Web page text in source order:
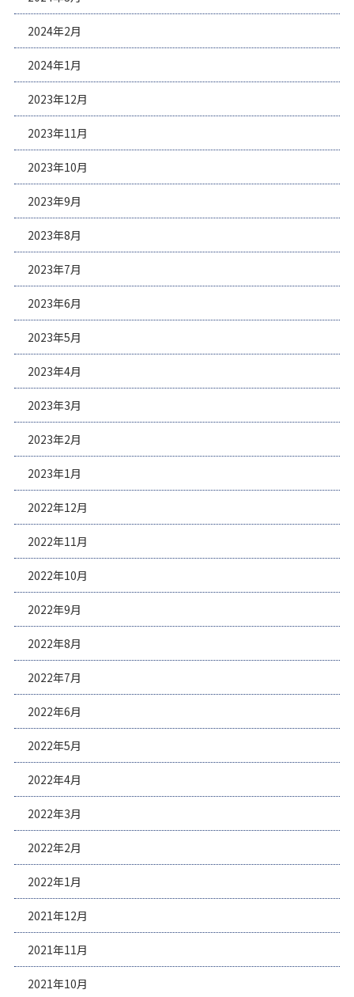
2024年2月
2024年1月
2023年12月
2023年11月
2023年10月
2023年9月
2023年8月
2023年7月
2023年6月
2023年5月
2023年4月
2023年3月
2023年2月
2023年1月
2022年12月
2022年11月
2022年10月
2022年9月
2022年8月
2022年7月
2022年6月
2022年5月
2022年4月
2022年3月
2022年2月
2022年1月
2021年12月
2021年11月
2021年10月